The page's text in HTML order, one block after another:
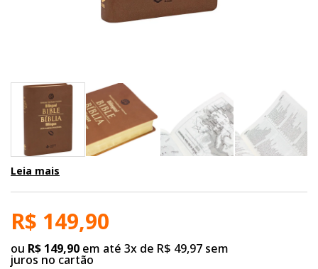
Leia mais
R$ 149,90
ou R$ 149,90 em até 3x de R$ 49,97 sem
juros no cartão